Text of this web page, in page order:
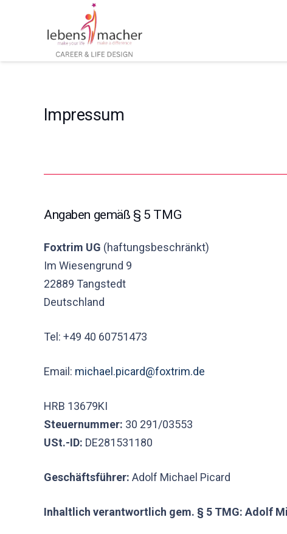
Impressum
Angaben gemäß § 5 TMG
Foxtrim UG (haftungsbeschränkt)
Im Wiesengrund 9
22889 Tangstedt
Deutschland
Tel: +49 40 60751473
Email: michael.picard@foxtrim.de
HRB 13679KI
Steuernummer: 30 291/03553
USt.-ID: DE281531180
Geschäftsführer: Adolf Michael Picard
Inhaltlich verantwortlich gem. § 5 TMG: Adolf